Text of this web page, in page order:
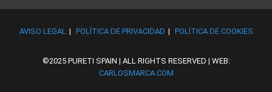
AVISO LEGAL POLÍTICA DE PRIVACIDAD POLÍTICA DE COOKIES
©2025 PURETI SPAIN | ALL RIGHTS RESERVED | WEB:
CARLOSMARCA.COM